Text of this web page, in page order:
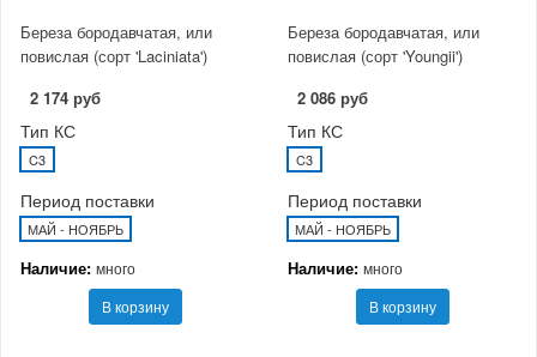
Береза бородавчатая, или
повислая (сорт 'Laciniata')
2 174 руб
Тип КС
C3
Период поставки
МАЙ - НОЯБРЬ
Наличие: много
В корзину
Береза бородавчатая, или
повислая (сорт 'Youngii')
2 086 руб
Тип КС
C3
Период поставки
МАЙ - НОЯБРЬ
Наличие: много
В корзину